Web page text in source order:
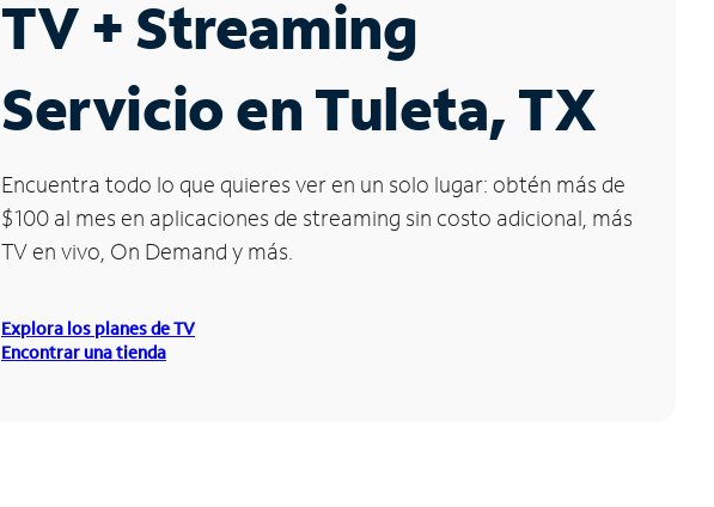
TV + Streaming
Servicio en Tuleta, TX
Encuentra todo lo que quieres ver en un solo lugar: obtén más de
$100 al mes en aplicaciones de streaming sin costo adicional, más
TV en vivo, On Demand y más.
Explora los planes de TV
Encontrar una tienda